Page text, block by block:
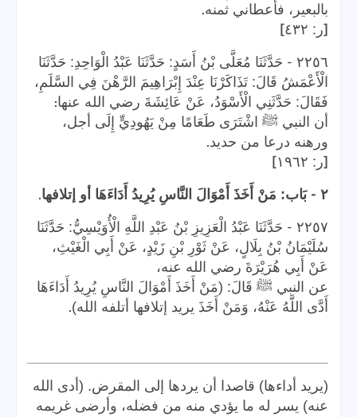
بالبعير، فأعطاني ثمنه.
[ر: ٤٣٢ ]
٢٢٥٦ - حَدَّثَنَا مُعَلَّى بْنُ أَسَدٍ: حَدَّثَنَا عَبْدُ الْوَاحِدِ: حَدَّثَنَا
الْأَعْمَشُ قَالَ: تَذَاكَرْنَا عِنْدَ إِبْرَاهِيمَ الرَّهْنَ فِي السَّلَمِ،
فَقَالَ: حَدَّثَنِي الْأَسْوَدُ، عَنْ عَائِشَةَ رضي الله عنها:
أن النبي ﷺ اشْتَرَى طَعَامًا مِنْ يَهُودِيٍّ إِلَى أجل،
ورهنه درعا من حديد.
[ر: ١٩٦٢ ]
٢ -بَاب: مَنْ أَخَذَ أَمْوَالَ النَّاسِ يُرِيدُ أَدَاءَهَا أو إتلافها.
٢٢٥٧ - حَدَّثَنَا عَبْدُ الْعَزِيزِ بْنُ عَبْدِ اللَّهِ الْأُوَيْسِيُّ: حَدَّثَنَا
سُلَيْمَانُ بْنُ بِلَالٍ، عَنْ ثَوْرِ بْنِ زَيْدٍ، عَنْ أَبِي الْغَيْثِ،
عَنْ أَبِي هُرَيْرَةَ رضي الله عنه،
عن النبي ﷺ قَالَ: (مَنْ أَخَذَ أَمْوَالَ النَّاسِ يُرِيدُ أَدَاءَهَا
أَدَّى اللَّهُ عَنْهُ، وَمَنْ أَخَذَ يريد إتلافها أتلفه الله).
(يريد أداءها) قاصدا أن يردها إلى المقرض. (أدى الله
عنه) يسر له ما يؤدي منه من فضله، وأرضى غريمه